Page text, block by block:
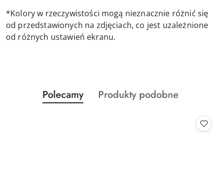
*Kolory w rzeczywistości mogą nieznacznie różnić się
od przedstawionych na zdjęciach, co jest uzależnione
od różnych ustawień ekranu.
Pomiń karuzelę produktów
Produkty
o
Polecamy
Produkty
Produkty podobne